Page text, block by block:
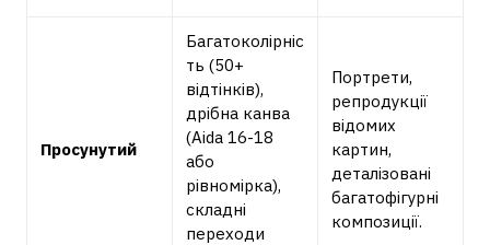
Просунутий
Багатоколірніс
ть (50+
відтінків),
дрібна канва
(Aida 16-18
або
рівномірка),
складні
переходи
Портрети,
репродукції
відомих
картин,
деталізовані
багатофігурні
композиції.